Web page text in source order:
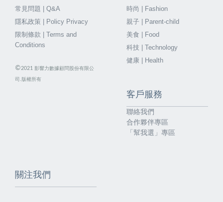
常見問題 | Q&A
隱私政策 | Policy Privacy
限制條款 | Terms and
Conditions
©2021 影響力數據顧問股份有限公
司.版權所有
時尚 | Fashion
親子 | Parent-child
美食 | Food
科技 | Technology
健康 | Health
客戶服務
聯絡我們
合作夥伴專區
「幫我選」專區
關注我們